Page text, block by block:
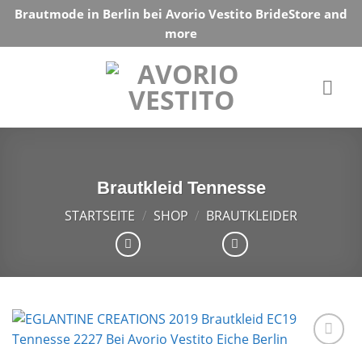
Skip
content
Brautmode in Berlin bei Avorio Vestito BrideStore and
more
Brautkleid Tennesse
STARTSEITE / SHOP / BRAUTKLEIDER